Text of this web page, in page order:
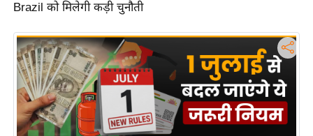
Brazil को मिलेगी कड़ी चुनौती